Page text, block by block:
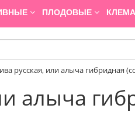
ПЛОДОВЫЕ
русская, или алыча гибридная
алыча